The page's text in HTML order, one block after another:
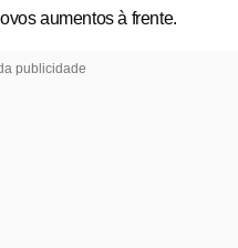
aumentos à frente.
publicidade